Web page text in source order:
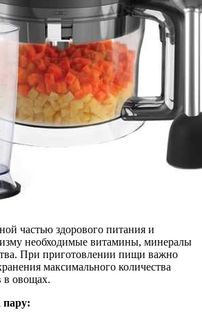
частью здорового питания и
необходимые витамины, минералы
При приготовлении пищи важно
максимального количества
в овощах.
пару: